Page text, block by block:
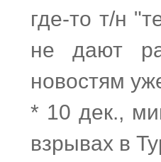
где-то т/н
не дают
новостям
* 10 дек.,
взрывах в